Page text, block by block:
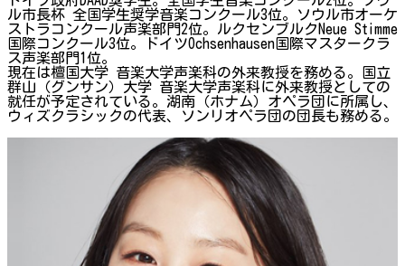
ル市長杯 全国学生奨学音楽コンクール3位。ソウル市オーケ
ストラコンクール声楽部門2位。ルクセンブルクNeue Stimme
国際コンクール3位。ドイツOchsenhausen国際マスタークラ
ス声楽部門1位。
現在は檀国大学 音楽大学声楽科の外来教授を務める。国立
群山（グンサン）大学 音楽大学声楽科に外来教授としての
就任が予定されている。湖南（ホナム）オペラ団に所属し、
ウィズクラシックの代表、ソンリオペラ団の団長も務める。